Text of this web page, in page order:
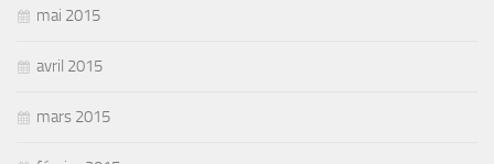
mai 2015
avril 2015
mars 2015